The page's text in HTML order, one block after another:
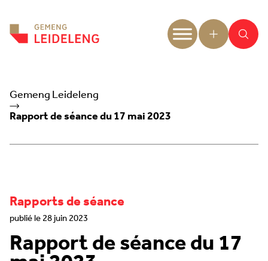
Gemeng Leideleng
Rapport de séance du 17 mai 2023
Rapports de séance
publié le 28 juin 2023
Rapport de séance du 17